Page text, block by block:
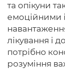
та опікуни
емоційними
лікування і
потрібно
розуміння